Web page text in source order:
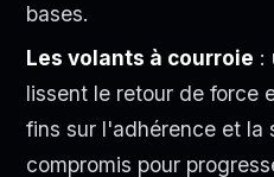
bases.
Les volants à courroie :
lissent le retour de force
fins sur l'adhérence et la
compromis pour